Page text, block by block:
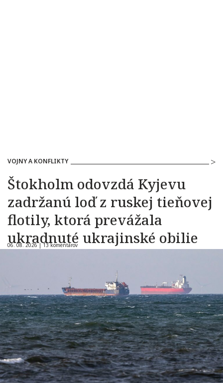
VOJNY A KONFLIKTY
Štokholm odovzdá Kyjevu
zadržanú loď z ruskej tieňovej
flotily, ktorá prevážala
ukradnuté ukrajinské obilie
06. 08. 2026 |13 komentárov